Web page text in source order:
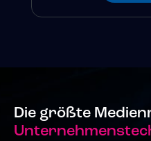
Die größte